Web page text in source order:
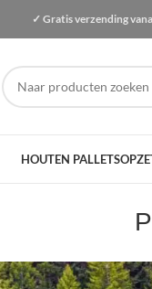
✓ Gratisverzending
HOUTEN PALLETS